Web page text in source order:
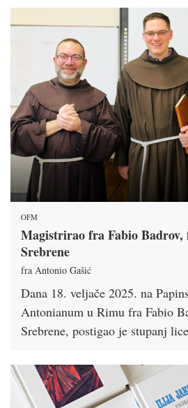
OFM
Magistrirao fra Fabio Badrov,
Srebrene
fra Antonio Gašić
Dana 18. veljače 2025. na
Antonianum u Rimu fra Fabio
Srebrene, postigao je stupanj